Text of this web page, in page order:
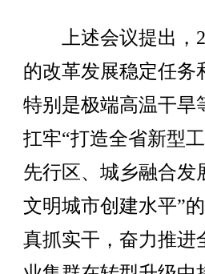
上述会议提出，
的改革发展稳定任务
特别是极端高温干旱
扛牢“打造全省新型
先行区、城乡融合发
文明城市创建水平”
真抓实干，奋力推进